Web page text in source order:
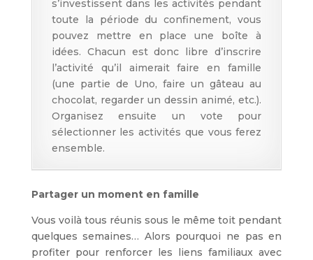
s’investissent dans les activités pendant
toute la période du confinement, vous
pouvez mettre en place une boîte à
idées. Chacun est donc libre d’inscrire
l’activité qu’il aimerait faire en famille
(une partie de Uno, faire un gâteau au
chocolat, regarder un dessin animé, etc.).
Organisez ensuite un vote pour
sélectionner les activités que vous ferez
ensemble.
Partager un moment en famille
Vous voilà tous réunis sous le même toit pendant
quelques semaines… Alors pourquoi ne pas en
profiter pour renforcer les liens familiaux avec